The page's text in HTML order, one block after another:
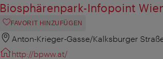
Biosphärenpark-Infopoint
FAVORIT HINZUFÜGEN
Anton-Krieger-Gasse/Kalksburger
http://bpww.at/